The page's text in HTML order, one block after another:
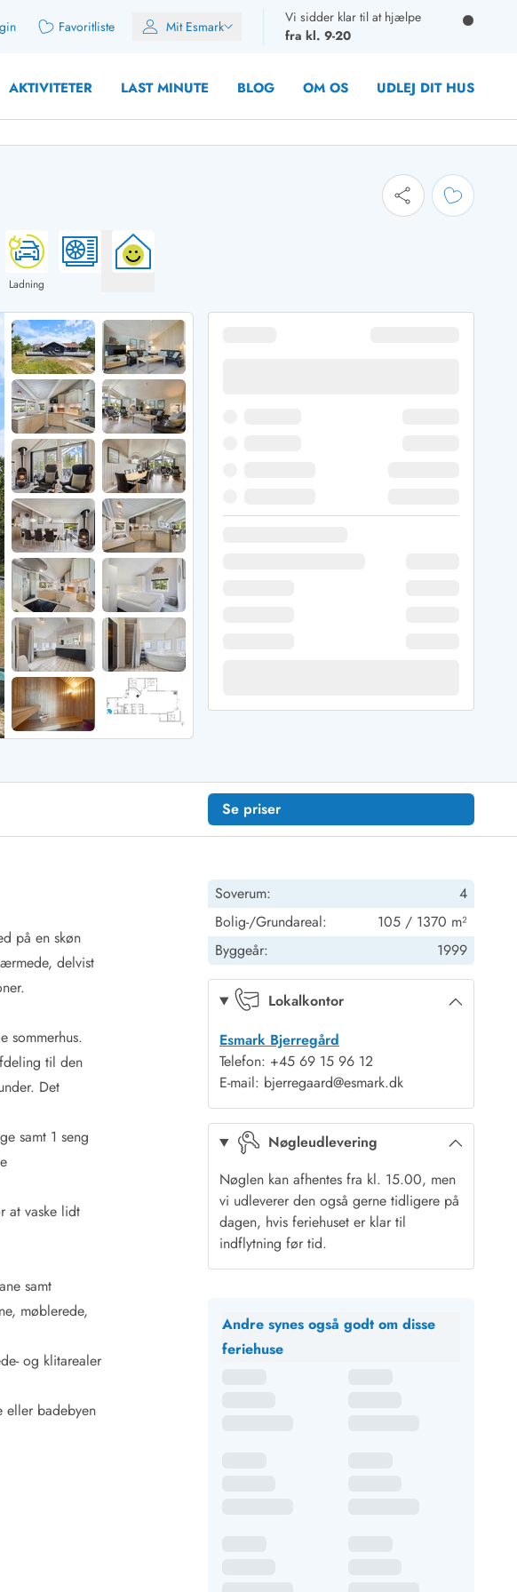
Favoritliste Mit Esmark
Vi sidder klar til at hjælpe
fra kl. 9-20
AKTIVITETER LAST MINUTE BLOG OM OS UDLEJ DIT HUS
for 10 personer
for 12 Personer
for 14 Personer
i påskeferien
i sommerferien
i efterårsferien
i vinterferien
i juleferien
til nytår
i Lodbjerg Hede
i Nr. Lyngvig
på Rømø
i Søndervig
i Skodbjerge
i Thorsminde
i Vedersø Klit
i Vejers Strand
i Vester Husby
Ladning
Se priser
på en skøn
delvist
sommerhus.
til den
Det
samt 1 seng
at vaske lidt
samt
møblerede,
og klitarealer
eller badebyen
Soverum:
4
Bolig-/Grundareal:
105 / 1370 m²
Byggeår:
1999
Lokalkontor
Esmark Bjerregård
Telefon: +45 69 15 96 12
E-mail: bjerregaard@esmark.dk
Nøgleudlevering
Nøglen kan afhentes fra kl. 15.00, men
vi udleverer den også gerne tidligere på
dagen, hvis feriehuset er klar til
indflytning før tid.
Andre synes også godt om disse
feriehuse